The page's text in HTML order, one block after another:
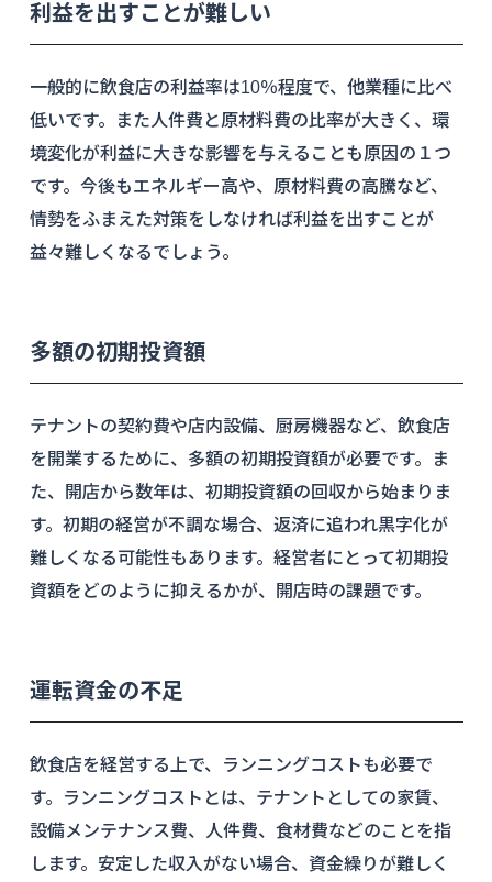
利益を出すことが難しい
一般的に飲食店の利益率は10％程度で、他業種に比べ
低いです。また人件費と原材料費の比率が大きく、環
境変化が利益に大きな影響を与えることも原因の１つ
です。今後もエネルギー高や、原材料費の高騰など、
情勢をふまえた対策をしなければ利益を出すことが
益々難しくなるでしょう。
多額の初期投資額
テナントの契約費や店内設備、厨房機器など、飲食店
を開業するために、多額の初期投資額が必要です。ま
た、開店から数年は、初期投資額の回収から始まりま
す。初期の経営が不調な場合、返済に追われ黒字化が
難しくなる可能性もあります。経営者にとって初期投
資額をどのように抑えるかが、開店時の課題です。
運転資金の不足
飲食店を経営する上で、ランニングコストも必要で
す。ランニングコストとは、テナントとしての家賃、
設備メンテナンス費、人件費、食材費などのことを指
します。安定した収入がない場合、資金繰りが難しく